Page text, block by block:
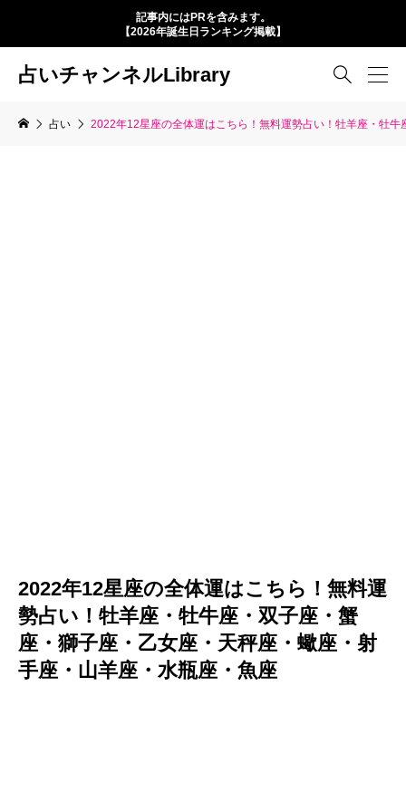
記事内にはPRを含みます。
【2026年誕生日ランキング掲載】
占いチャンネルLibrary 
占い 2022年12星座の全体運はこちら！無料運勢占い！牡羊座・牡
2022年12星座の全体運はこちら！無料運
勢占い！牡羊座・牡牛座・双子座・蟹
座・獅子座・乙女座・天秤座・蠍座・射
手座・山羊座・水瓶座・魚座